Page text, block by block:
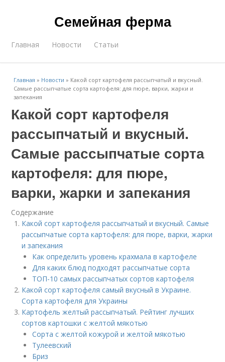
Семейная ферма
Главная Новости Статьи
Главная » Новости » Какой сорт картофеля рассыпчатый и вкусный.
Самые рассыпчатые сорта картофеля: для пюре, варки, жарки и
запекания
Какой сорт картофеля
рассыпчатый и вкусный.
Самые рассыпчатые сорта
картофеля: для пюре,
варки, жарки и запекания
Содержание
Какой сорт картофеля рассыпчатый и вкусный. Самые
рассыпчатые сорта картофеля: для пюре, варки, жарки
и запекания
Как определить уровень крахмала в картофеле
Для каких блюд подходят рассыпчатые сорта
ТОП-10 самых рассыпчатых сортов картофеля
Какой сорт картофеля самый вкусный в Украине.
Сорта картофеля для Украины
Картофель желтый рассыпчатый. Рейтинг лучших
сортов картошки с желтой мякотью
Сорта с желтой кожурой и желтой мякотью
Тулеевский
Бриз